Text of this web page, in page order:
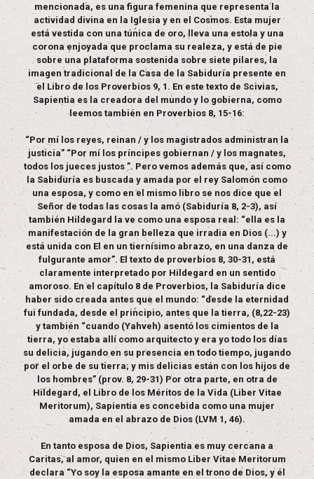
mencionada, es una figura femenina que representa la
actividad divina en la Iglesia y en el Cosmos. Esta mujer
está vestida con una túnica de oro, lleva una estola y una
corona enjoyada que proclama su realeza, y está de pie
sobre una plataforma sostenida sobre siete pilares, la
imagen tradicional de la Casa de la Sabiduría presente en
el Libro de los Proverbios 9, 1. En este texto de Scivias,
Sapientia es la creadora del mundo y lo gobierna, como
leemos también en Proverbios 8, 15-16:
“Por mí los reyes, reinan / y los magistrados administran la
justicia” “Por mí los príncipes gobiernan / y los magnates,
todos los jueces justos ”. Pero vemos además que, así como
la Sabiduría es buscada y amada por el rey Salomón como
una esposa, y como en el mismo libro se nos dice que el
Señor de todas las cosas la amó (Sabiduría 8, 2-3), así
también Hildegard la ve como una esposa real: “ella es la
manifestación de la gran belleza que irradia en Dios (...) y
está unida con El en un tiernísimo abrazo, en una danza de
fulgurante amor”. El texto de proverbios 8, 30-31, está
claramente interpretado por Hildegard en un sentido
amoroso. En el capítulo 8 de Proverbios, la Sabiduría dice
haber sido creada antes que el mundo: “desde la eternidad
fui fundada, desde el principio, antes que la tierra, (8,22-23)
y también “cuando (Yahveh) asentó los cimientos de la
tierra, yo estaba allí como arquitecto y era yo todo los días
su delicia, jugando en su presencia en todo tiempo, jugando
por el orbe de su tierra; y mis delicias están con los hijos de
los hombres” (prov. 8, 29-31) Por otra parte, en otra de
Hildegard, el Libro de los Méritos de la Vida (Liber Vitae
Meritorum), Sapientia es concebida como una mujer
amada en el abrazo de Dios (LVM 1, 46).
En tanto esposa de Dios, Sapientia es muy cercana a
Caritas, al amor, quien en el mismo Liber Vitae Meritorum
declara “Yo soy la esposa amante en el trono de Dios, y él